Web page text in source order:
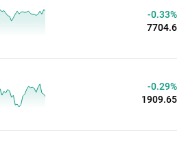
-0.34%
7704.5
-0.29%
1909.69